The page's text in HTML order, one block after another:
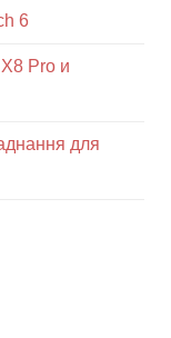
6
Pro и
для